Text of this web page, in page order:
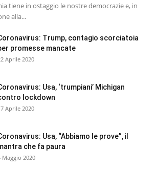
tiene in ostaggio le nostre democrazie e, in
alla...
Trump, contagio scorciatoia
promesse mancate
Aprile 2020
Usa, ‘trumpiani’ Michigan
lockdown
Aprile 2020
Usa, “Abbiamo le prove”, il
che fa paura
Maggio 2020